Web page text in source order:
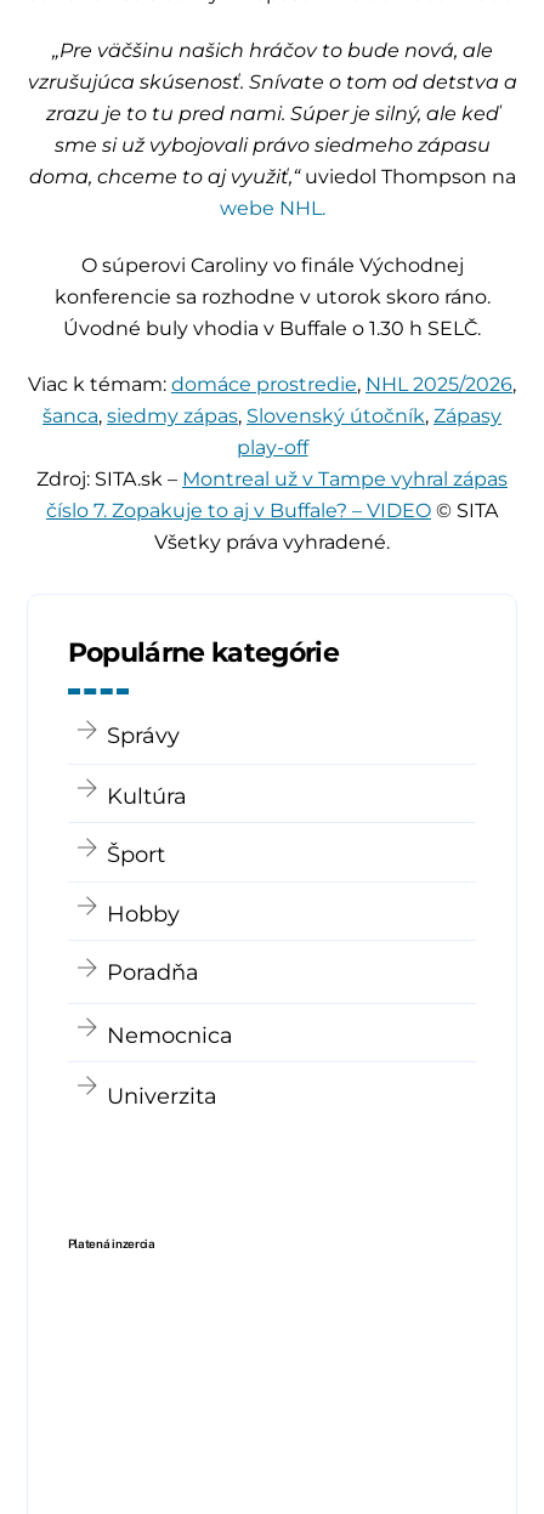
„Pre väčšinu našich hráčov to bude nová, ale
vzrušujúca skúsenosť. Snívate o tom od detstva a
zrazu je to tu pred nami. Súper je silný, ale keď
sme si už vybojovali právo siedmeho zápasu
doma, chceme to aj využiť,“uviedol Thompson na
webe NHL.
O súperovi Caroliny vo finále Východnej
konferencie sa rozhodne v utorok skoro ráno.
Úvodné buly vhodia v Buffale o 1.30 h SELČ.
Viac k témam: domáce prostredie, NHL 2025/2026,
šanca, siedmy zápas, Slovenský útočník, Zápasy
play-off
Zdroj: SITA.sk – Montreal už v Tampe vyhral zápas
číslo 7. Zopakuje to aj v Buffale? – VIDEO © SITA
Všetky práva vyhradené.
Populárne kategórie
Správy
Kultúra
Šport
Hobby
Poradňa
Nemocnica
Univerzita
Platená inzercia